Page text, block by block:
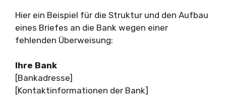
Hier ein Beispiel für die Struktur und den Aufbau
eines Briefes an die Bank wegen einer
fehlenden Überweisung:
Ihre Bank
[Bankadresse]
[Kontaktinformationen der Bank]